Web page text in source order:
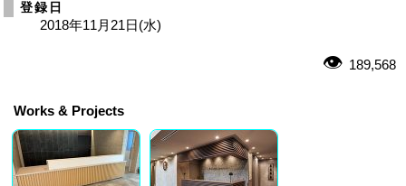
登録日
2018年11月21日(水)
189,568
Works & Projects